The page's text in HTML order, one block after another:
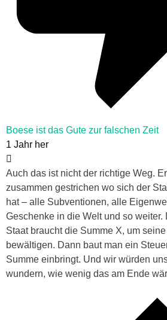
Boese ist das Gute zur falschen Zeit
1 Jahr her
Auch das ist nicht der richtige Weg.
zusammen gestrichen wo sich der
hat – alle Subventionen, alle
Geschenke in die Welt und so weiter.
Staat braucht die Summe X, um
bewältigen. Dann baut man ein
Summe einbringt. Und wir würden
wundern, wie wenig das am Ende